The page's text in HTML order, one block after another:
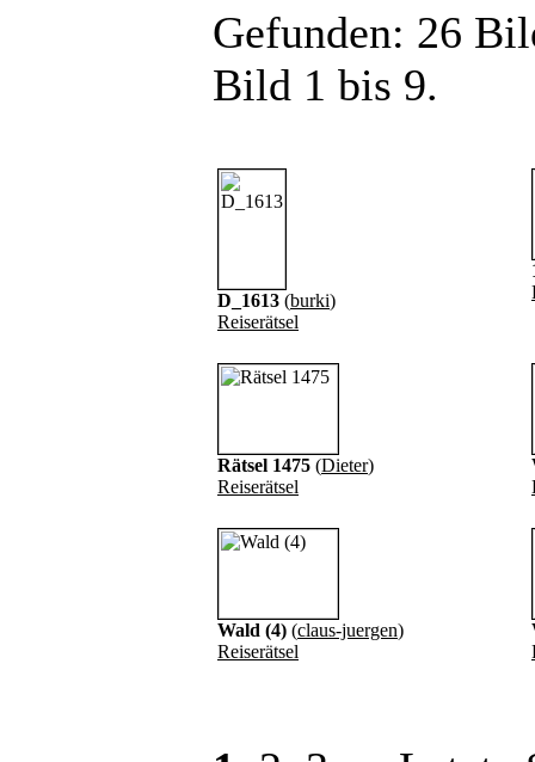
Gefunden: 26
Bild 1 bis 9.
D_1613 (burki)
Reiserätsel
Rätsel 1475 (Dieter)
Reiserätsel
Wald (4) (claus-juergen)
Reiserätsel